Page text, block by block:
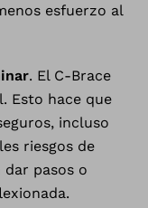
esfuerzo al
. El C-Brace
Esto hace que
incluso
riesgos de
pasos o